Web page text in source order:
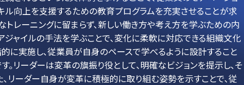
ル向上を支援するための教育プログラムを充実させることが求
トレーニングに留まらず、新しい働き方や考え方を学ぶための内
ジャイルの手法を学ぶことで、変化に柔軟に対応できる組織文化
に実施し、従業員が自身のペースで学べるように設計すること
リーダーは変革の旗振り役として、明確なビジョンを提示し、そ
リーダー自身が変革に積極的に取り組む姿勢を示すことで、従